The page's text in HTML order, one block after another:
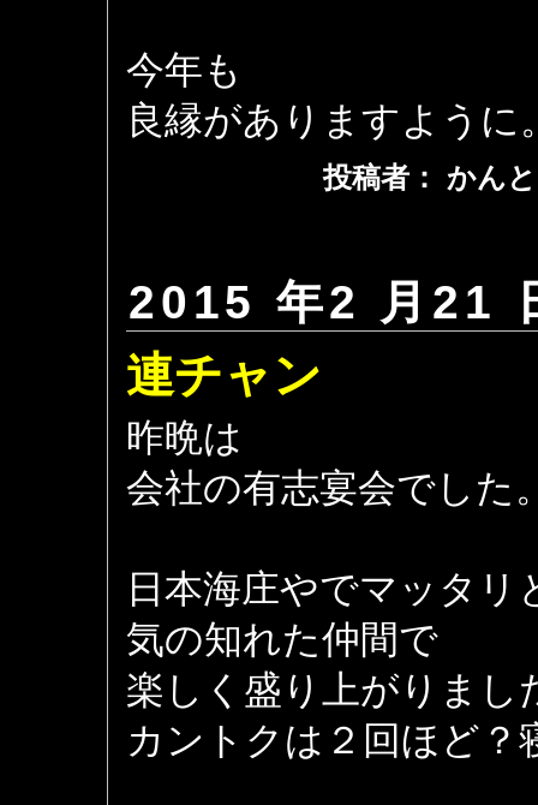
今年も
良縁がありますように
投稿者： かん
2015 年2 月21
連チャン
昨晩は
会社の有志宴会でした
日本海庄やでマッタリ
気の知れた仲間で
楽しく盛り上がりまし
カントクは２回ほど？